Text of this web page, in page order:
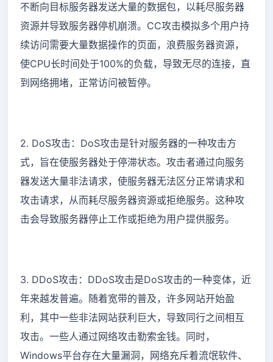
不断向目标服务器发送大量的数据包，以耗尽服务器
资源并导致服务器停机崩溃。CC攻击模拟多个用户持
续访问需要大量数据操作的页面，浪费服务器资源，
使CPU长时间处于100%的负载，导致无尽的连接，直
到网络拥堵，正常访问被暂停。
2. DoS攻击：DoS攻击是针对服务器的一种攻击方
式，旨在使服务器处于停滞状态。攻击者通过向服务
器发送大量非法请求，使服务器无法区分正常请求和
攻击请求，从而耗尽服务器资源或拒绝服务。这种攻
击会导致服务器停止工作或拒绝为用户提供服务。
3. DDoS攻击：DDoS攻击是DoS攻击的一种变体，近
年来越发普遍。随着宽带的普及，许多网站开始盈
利，其中一些非法网站获利巨大，导致同行之间相互
攻击。一些人通过网络攻击勒索金钱。同时，
Windows平台存在大量漏洞，网络充斥着流氓软件、